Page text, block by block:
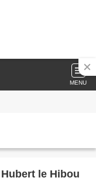
MENU
le Hibou